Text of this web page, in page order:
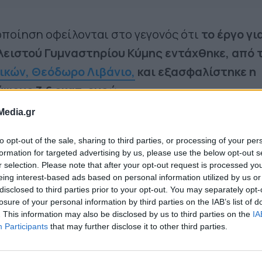
opt-out of the sale, sharing to third parties, or processing of your
for targeted advertising by us, please use the below opt-out
selection. Please note that after your opt-out request is processed
interest-based ads based on personal information utilized by us
to third parties prior to your opt-out. You may separately
of your personal information by third parties on the IAB’s list of
This information may also be disclosed by us to third parties on the
Participants that may further disclose it to other third parties.
οφείλονται στο γεγονός ότι το έργο
Γυμναστηρίου Κύμης εντάχθηκε, από
Θεόδωρο Λιβάνιο, και εξασφαλίστηκε η
3,6 εκατ. ευρώ.
προκηρυχθεί ο διαγωνισμός και να
που αποτελεί διαχρονικό αίτημα της
θα περιμένει για πολύ ακόμα. Το σύγχρονο
που δικαιούται θα γίνει πραγματικότητα. Για
να εκφράσω τις θερμότατες ευχαριστίες
μας”